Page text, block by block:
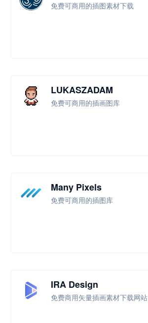
免费可商用的插图素材下载
LUKASZADAM
免费可商用的插画图库
Many Pixels
免费可商用的插图库
IRA Design
免费商用矢量插画素材下载网站